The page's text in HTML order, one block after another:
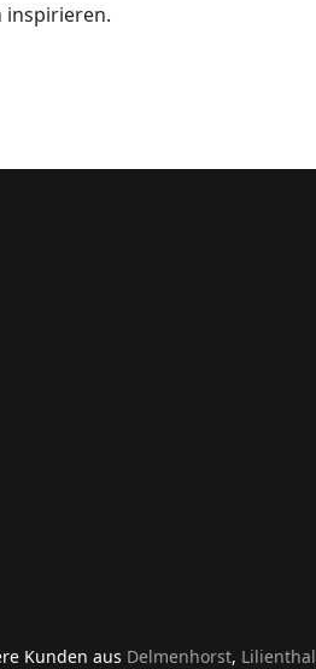
inspirieren.
Kunden aus Delmenhorst, Lilienthal